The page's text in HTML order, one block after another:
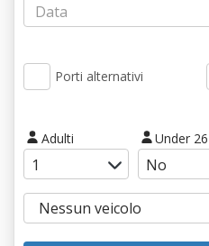
Porti alternativi
Adulti Under 26